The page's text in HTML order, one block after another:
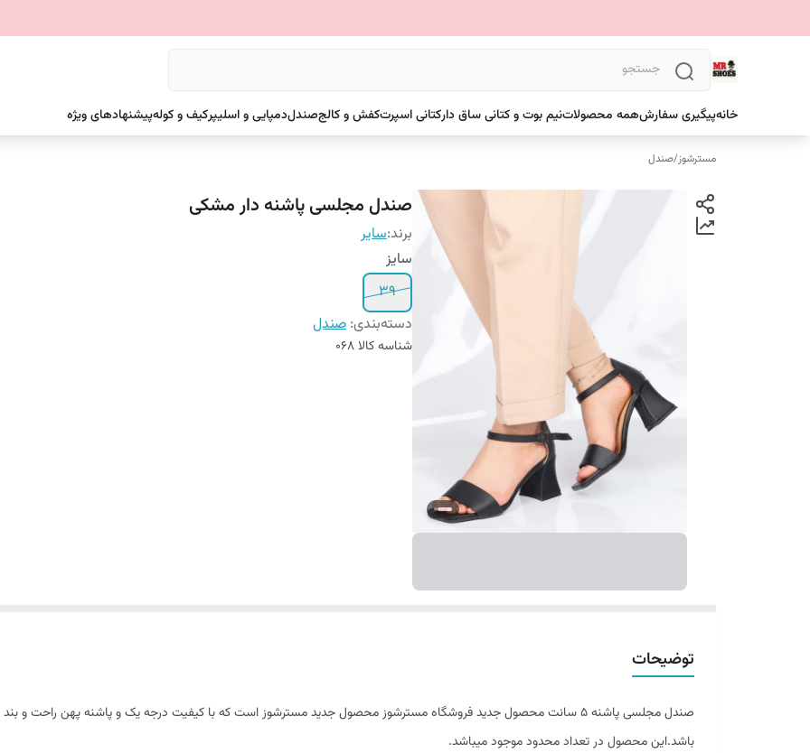
خانهپیگیری سفارشهمه محصولاتنیم بوت و کتانی ساق دارکتانی اسپرتکفش و کالجصندلدمپایی و اسلیپرکیف و کولهپیشنهادهای ویژه
مسترشوز/صندل
صندل مجلسی پاشنه دار مشکی
برند:سایر
سایز
39
دسته‌بندی: صندل
شناسه کالا068
توضیحات
صندل مجلسی پاشنه 5 سانت محصول جدید فروشگاه مسترشوز محصول جدید مسترشوز است که با کیفیت درجه یک و پاشنه پهن راحت و
باشد.این محصول در تعداد محدود موجود میباشد.